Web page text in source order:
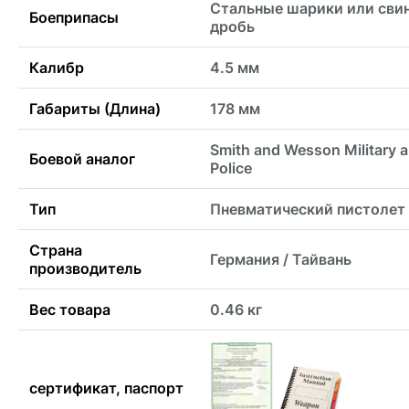
Боеприпасы
Стальные шарики или
дробь
Калибр 4.5 мм
Габариты (Длина) 178 мм
Боевой аналог
Smith and Wesson Military
Police
Тип Пневматический пистолет
Страна
производитель
Германия / Тайвань
Вес товара 0.46 кг
сертификат, паспорт